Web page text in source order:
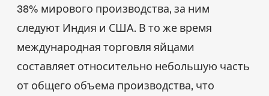
38% мирового производства, за ним
следуют Индия и США. В то же время
международная торговля яйцами
составляет относительно небольшую часть
от общего объема производства, что